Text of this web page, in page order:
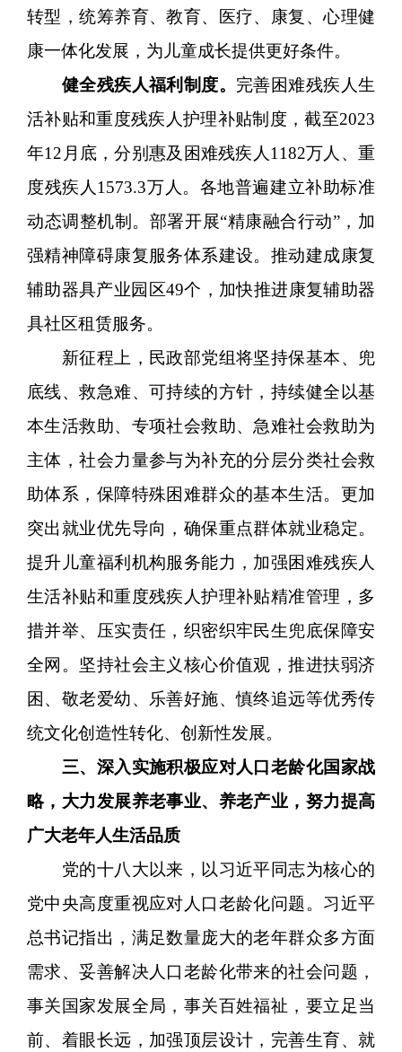
转型，统筹养育、教育、医疗、康复、心理健
康一体化发展，为儿童成长提供更好条件。
健全残疾人福利制度。 完善困难残疾人生
活补贴和重度残疾人护理补贴制度，截至2023
年12月底，分别惠及困难残疾人1182万人、重
度残疾人1573.3万人。各地普遍建立补助标准
动态调整机制。部署开展“精康融合行动”，加
强精神障碍康复服务体系建设。推动建成康复
辅助器具产业园区49个，加快推进康复辅助器
具社区租赁服务。
新征程上，民政部党组将坚持保基本、兜
底线、救急难、可持续的方针，持续健全以基
本生活救助、专项社会救助、急难社会救助为
主体，社会力量参与为补充的分层分类社会救
助体系，保障特殊困难群众的基本生活。更加
突出就业优先导向，确保重点群体就业稳定。
提升儿童福利机构服务能力，加强困难残疾人
生活补贴和重度残疾人护理补贴精准管理，多
措并举、压实责任，织密织牢民生兜底保障安
全网。坚持社会主义核心价值观，推进扶弱济
困、敬老爱幼、乐善好施、慎终追远等优秀传
统文化创造性转化、创新性发展。
三、深入实施积极应对人口老龄化国家战
略，大力发展养老事业、养老产业，努力提高
广大老年人生活品质
党的十八大以来，以习近平同志为核心的
党中央高度重视应对人口老龄化问题。习近平
总书记指出，满足数量庞大的老年群众多方面
需求、妥善解决人口老龄化带来的社会问题，
事关国家发展全局，事关百姓福祉，要立足当
前、着眼长远，加强顶层设计，完善生育、就